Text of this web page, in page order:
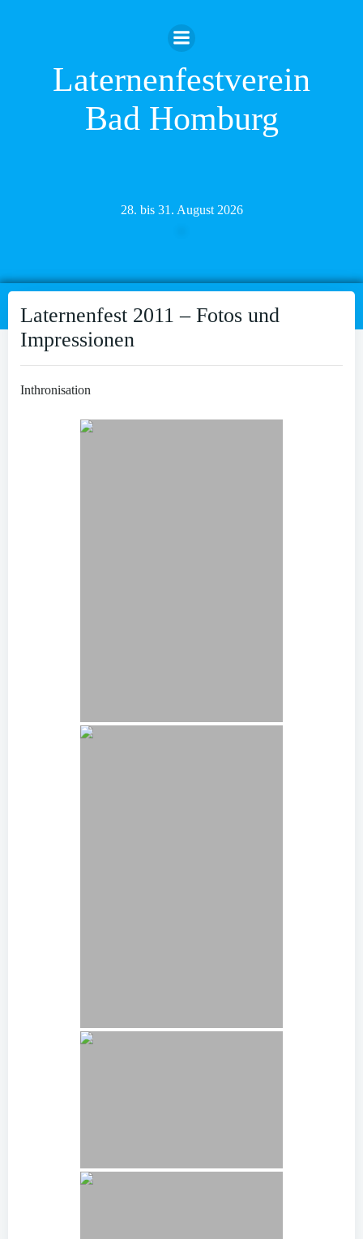
Inhalt
springen
Laternenfestverein
Bad Homburg
28. bis 31. August 2026
Laternenfest 2011 – Fotos und
Impressionen
Inthronisation